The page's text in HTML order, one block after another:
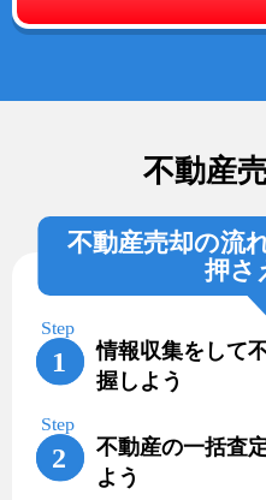
不動産
不動産売却の流
押さ
情報収集をして
握しよう
不動産の一括査
よう